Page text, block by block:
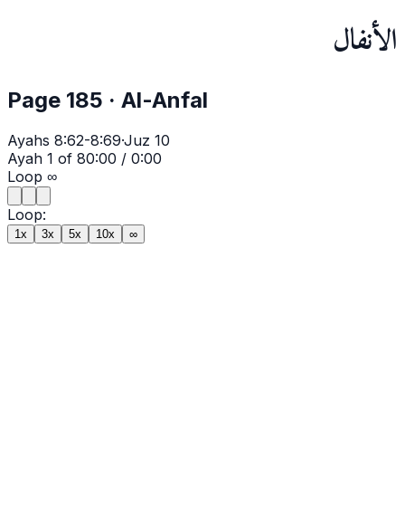
الأنفال
Page 185 · Al-Anfal
Ayahs 8:62-8:69·Juz 10
Ayah 1 of 80:00 / 0:00
Loop ∞
Loop:
1x 3x 5x 10x ∞